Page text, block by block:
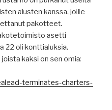
alusten kanssa, joille
pakotteet.
asetti
22 oli konttialuksia.
kaksi on sen omia:
terminates-charters-